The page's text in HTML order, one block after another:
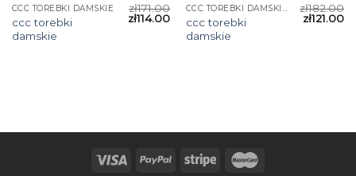
CCC TOREBKI DAMSKIE
ccc torebki
damskie
zł171.00
zł114.00
CCC TOREBKI DAMSKIE
ccc torebki
damskie
zł182.00
zł121.00